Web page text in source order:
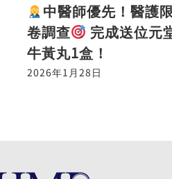
中醫師優先！醫護
卷調查
完成送位元
牛黃丸1盒！
2026年1月28日